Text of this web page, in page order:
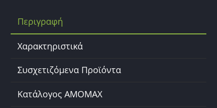
o
o
Περιγραφή
Χαρακτηριστικά
Συσχετιζόμενα Προϊόντα
Κατάλογος AMOMAX